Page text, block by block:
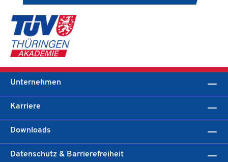
Unternehmen
Karriere
Downloads
Datenschutz & Barrierefreiheit